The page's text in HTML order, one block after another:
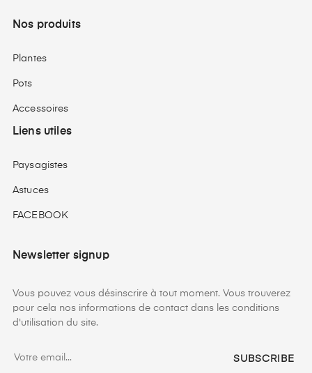
Nos produits
Plantes
Pots
Accessoires
Liens utiles
Paysagistes
Astuces
FACEBOOK
Newsletter signup
Vous pouvez vous désinscrire à tout moment. Vous trouverez
pour cela nos informations de contact dans les conditions
d'utilisation du site.
SUBSCRIBE